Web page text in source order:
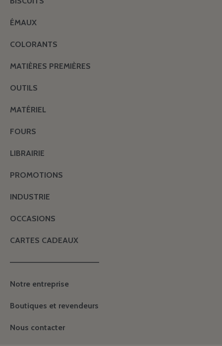
ÉMAUX
COLORANTS
MATIÈRES PREMIÈRES
OUTILS
MATÉRIEL
FOURS
LIBRAIRIE
PROMOTIONS
INDUSTRIE
OCCASIONS
CARTES CADEAUX
———————————————
Notre entreprise
Boutiques et revendeurs
Nous contacter